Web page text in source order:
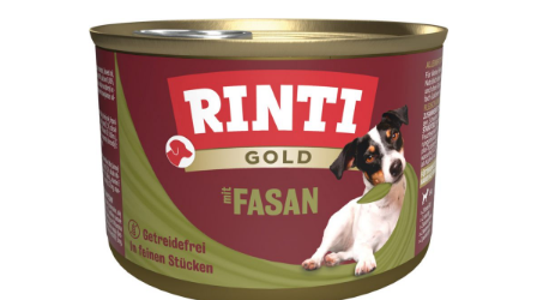
Bildergalerie überspringen